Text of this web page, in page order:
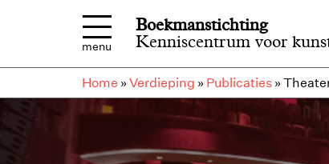
menu
Boekmanstichting
Kenniscentrum voor
Home » Verdieping » Publicaties »